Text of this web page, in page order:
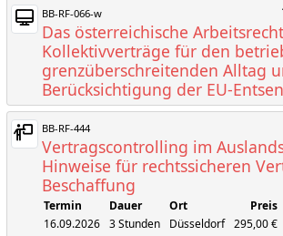
BB-RF-066-w
Das österreichische
Kollektivverträge für den
grenzüberschreitenden Alltag
Berücksichtigung der EU-
BB-RF-444
Vertragscontrolling im
Hinweise für rechtssicheren
Beschaffung
Termin Dauer Ort
Preis
16.09.2026
3 Stunden Düsseldorf 295,00 €